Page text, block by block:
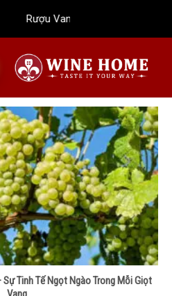
Rượu Vang Wine Home
Tinh Tế Ngọt Ngào Trong Mỗi Giọt